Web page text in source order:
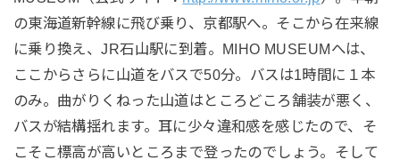
の東海道新幹線に飛び乗り、京都駅へ。そこから在来線
に乗り換え、JR石山駅に到着。MIHO MUSEUMへは、
ここからさらに山道をバスで50分。バスは1時間に１本
のみ。曲がりくねった山道はところどころ舗装が悪く、
バスが結構揺れます。耳に少々違和感を感じたので、そ
こそこ標高が高いところまで登ったのでしょう。そして